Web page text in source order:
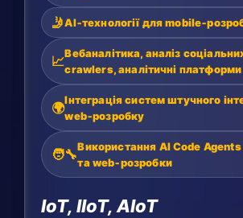
🤳AI‑технології для
📈Вебаналітика, аналіз
crawlers, аналітичні платформи
🌍Інтеграція систем штучного
web‑розробку
🧑‍🔧Використання AI Code
та web‑розробки
IoT, IIoT, AIoT